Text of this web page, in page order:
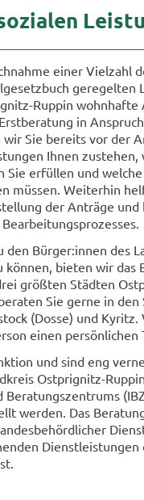
einer Viel­zahl
ge­re­gel­ten
​Ruppin
in
Sie be­reits vor der
Ihnen zu­ste­hen,
Sie er­fül­len und
müs­sen. Wei­ter­hin
der An­trä­ge
den Bür­ger:innen des
kön­nen, bie­ten wir das
größ­ten Städ­ten
Sie gerne in den
(Dosse) und
einen per­sön­li­chen
und sind eng
Ostprignitz-​
wer­den. Das
Dienst­leis­tun­gen